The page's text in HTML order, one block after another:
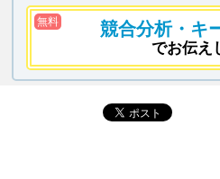
無料 競合分析・キ
でお伝え